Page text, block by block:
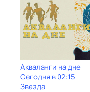
Акваланги на дне
Сегодня в 02:15
Звезда